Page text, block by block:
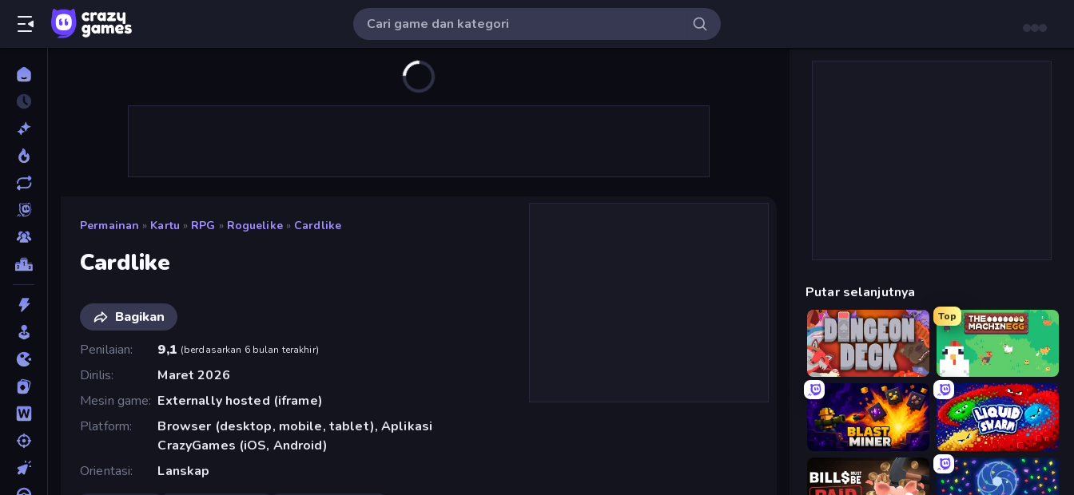
Permainan » Kartu » RPG » Roguelike » Cardlike
Cardlike
Bagikan
Penilaian
9,1 (berdasarkan 6 bulan terakhir)
Dirilis
Maret 2026
Mesin game Externally hosted (iframe)
Platform
Browser (desktop, mobile, tablet), Aplikasi
CrazyGames (iOS, Android)
Orientasi
Lanskap
Putar selanjutnya
Dungeon Deck
Top
The MachinEGG
Blast Miner Liquid Swarm